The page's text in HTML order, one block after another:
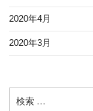
2020年4月
2020年3月
索: